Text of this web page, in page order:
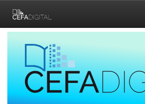
navigation